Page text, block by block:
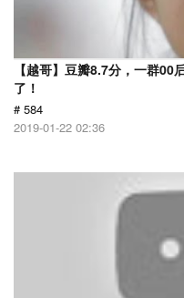
【越哥】豆瓣8.7分，一群
了！
# 584
2019-01-22 02:36